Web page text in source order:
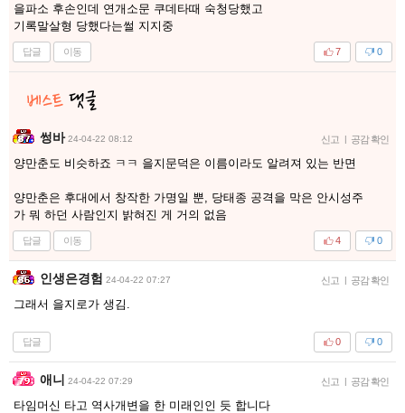
을파소 후손인데 연개소문 쿠데타때 숙청당했고
기록말살형 당했다는썰 지지중
답글 이동 0
7
썽바 24-04-22 08:12 신고 | 공감 확인
양만춘도 비슷하죠 ㅋㅋ 을지문덕은 이름이라도 알려져 있는 반면
양만춘은 후대에서 창작한 가명일 뿐, 당태종 공격을 막은 안시성주
가 뭐 하던 사람인지 밝혀진 게 거의 없음
답글 이동 0
4
인생은경험 24-04-22 07:27 신고 | 공감 확인
그래서 을지로가 생김.
답글 0
0
애니 24-04-22 07:29 신고 | 공감 확인
타임머신 타고 역사개변을 한 미래인인 듯 합니다